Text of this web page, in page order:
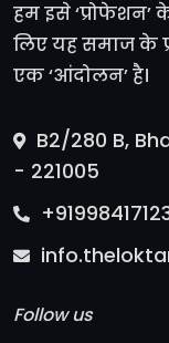
हम इसे ‘प्रोफेशन’
लिए यह समाज के
एक ‘आंदोलन’ है।
B2/280 B,
- 221005
Follow us